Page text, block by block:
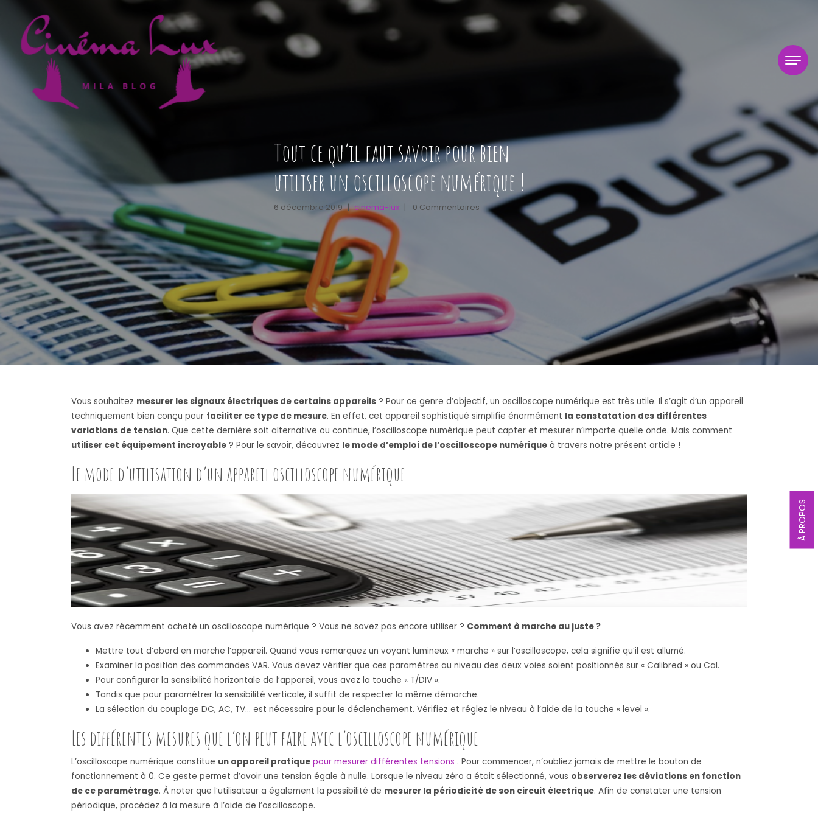
Tout ce qu’il faut savoir pour bien
utiliser un oscilloscope numérique !
6 décembre 2019 | cinema-lux | 0 Commentaires
À PROPOS
Vous souhaitez mesurer les signaux électriques de certains appareils ? Pour ce genre d’objectif, un oscilloscope numérique est très utile. Il s’agit d’un appareil
techniquement bien conçu pour faciliter ce type de mesure. En effet, cet appareil sophistiqué simplifie énormément la constatation des différentes
variations de tension. Que cette dernière soit alternative ou continue, l’oscilloscope numérique peut capter et mesurer n’importe quelle onde. Mais comment
utiliser cet équipement incroyable ? Pour le savoir, découvrez le mode d’emploi de l’oscilloscope numérique à travers notre présent article !
Le mode d’utilisation d’un appareil oscilloscope numérique
Vous avez récemment acheté un oscilloscope numérique ? Vous ne savez pas encore utiliser ? Comment à marche au juste ?
Mettre tout d’abord en marche l’appareil. Quand vous remarquez un voyant lumineux « marche » sur l’oscilloscope, cela signifie qu’il est allumé.
Examiner la position des commandes VAR. Vous devez vérifier que ces paramètres au niveau des deux voies soient positionnés sur « Calibred » ou Cal.
Pour configurer la sensibilité horizontale de l’appareil, vous avez la touche « T/DIV ».
Tandis que pour paramétrer la sensibilité verticale, il suffit de respecter la même démarche.
La sélection du couplage DC, AC, TV… est nécessaire pour le déclenchement. Vérifiez et réglez le niveau à l’aide de la touche « level ».
Les différentes mesures que l’on peut faire avec l’oscilloscope numérique
L’oscilloscope numérique constitue un appareil pratique pour mesurer différentes tensions . Pour commencer, n’oubliez jamais de mettre le bouton de
fonctionnement à 0. Ce geste permet d’avoir une tension égale à nulle. Lorsque le niveau zéro a était sélectionné, vous observerez les déviations en fonction
de ce paramétrage. À noter que l’utilisateur a également la possibilité de mesurer la périodicité de son circuit électrique. Afin de constater une tension
périodique, procédez à la mesure à l’aide de l’oscilloscope.